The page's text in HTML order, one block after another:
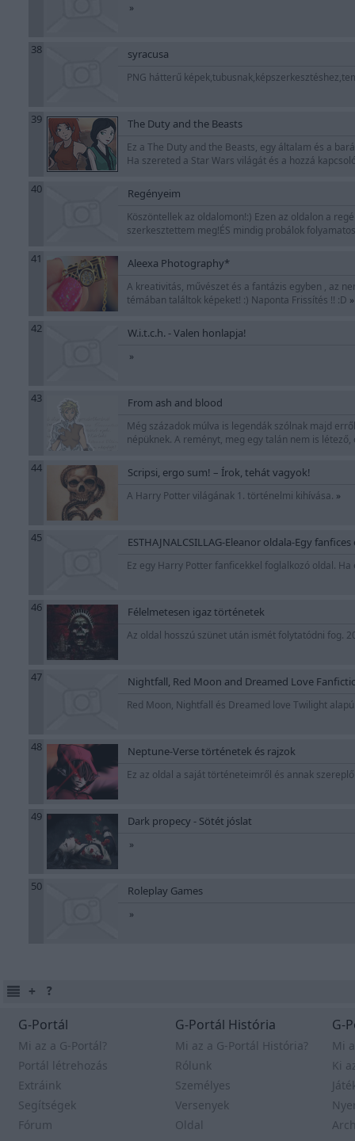
»
38 syracusa
PNG hátterű
39 The Duty and the Beasts
Ez a The Duty and the Beasts, egy általam és a
Ha szereted a Star Wars világát és a hozzá
40 Regényeim
Köszöntellek az oldalomon!:) Ezen az oldalon a
szerkesztettem meg!ÉS mindig probálok
41 Aleexa Photography*
A kreativitás, művészet és a fantázis egyben , az
témában találtok képeket! :) Naponta Frissítés !! :D »
42 W.i.t.c.h. - Valen honlapja!
»
43 From ash and blood
Még századok múlva is legendák szólnak majd
népüknek. A reményt, meg egy talán nem is
44 Scripsi, ergo sum! – Írok, tehát vagyok!
A Harry Potter világának 1. történelmi kihívása. »
45 ESTHAJNALCSILLAG-Eleanor oldala-Egy
Ez egy Harry Potter fanficekkel foglalkozó oldal.
46 Félelmetesen igaz történetek
Az oldal hosszú szünet után ismét folytatódni fog.
47 Nightfall, Red Moon and Dreamed Love
Red Moon, Nightfall és Dreamed love Twilight
48 Neptune-Verse történetek és rajzok
Ez az oldal a saját történeteimről és annak
49 Dark propecy - Sötét jóslat
»
50 Roleplay Games
»
G-Portál
Mi az a G-Portál?
Portál létrehozás
Extráink
Segítségek
Fórum
G-Portál História
Mi az a G-Portál História?
Rólunk
Személyes
Versenyek
Oldal
G-
Mi
Ki